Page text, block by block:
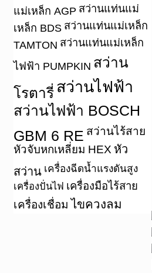
แม่เหล็ก AGP สว่านแท่นแม่
เหล็ก BDS สว่านแท่นแม่เหล็ก
TAMTON สว่านแท่นแม่เหล็ก
ไฟฟ้า PUMPKIN สว่าน
โรตารี่ สว่านไฟฟ้า
สว่านไฟฟ้า BOSCH
GBM 6 RE สว่านไร้สาย
หัวจับหกเหลี่ยม HEX หัว
สว่าน เครื่องฉีดน้ำแรงดันสูง
เครื่องปั่นไฟ เครื่องมือไร้สาย
เครื่องเชื่อม ไขควงลม